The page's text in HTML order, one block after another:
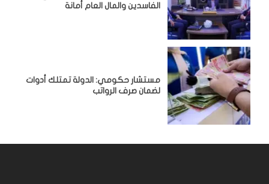
الفاسدين والمال العام أمانة
مستشار حكومي: الدولة تمتلك أدوات
لضمان صرف الرواتب